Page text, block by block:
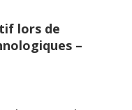
lors de
–